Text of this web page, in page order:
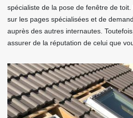
spécialiste de la pose de fenêtre de
sur les pages spécialisées et de
auprès des autres internautes.
assurer de la réputation de celui que